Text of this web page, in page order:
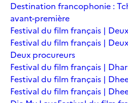
Destination francophonie :
avant-première
Festival du film français |
Festival du film français |
Deux procureurs
Festival du film français |
Festival du film français |
Festival du film français |